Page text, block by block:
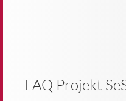
FAQ Projekt